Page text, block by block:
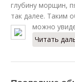
глубину морщин,
так далее. Таким
можно
Читать